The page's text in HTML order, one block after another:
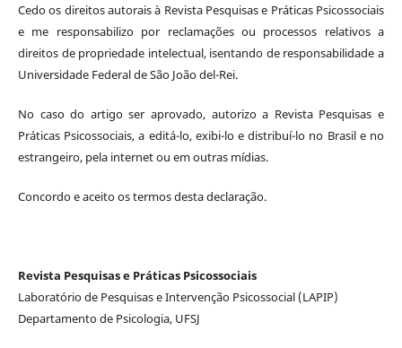
Cedo os direitos autorais à Revista Pesquisas e Práticas Psicossociais
e me responsabilizo por reclamações ou processos relativos a
direitos de propriedade intelectual, isentando de responsabilidade a
Universidade Federal de São João del-Rei.
No caso do artigo ser aprovado, autorizo a Revista Pesquisas e
Práticas Psicossociais, a editá-lo, exibi-lo e distribuí-lo no Brasil e no
estrangeiro, pela internet ou em outras mídias.
Concordo e aceito os termos desta declaração.
Revista Pesquisas e Práticas Psicossociais
Laboratório de Pesquisas e Intervenção Psicossocial (LAPIP)
Departamento de Psicologia, UFSJ